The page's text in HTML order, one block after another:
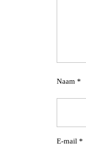
Naam *
E-mail *